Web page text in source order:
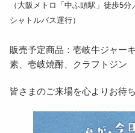
（大阪メトロ「中ふ頭駅」徒歩5
シャトルバス運行）
販売予定商品：壱岐牛ジャー
素、壱岐焼酎、クラフトジン
皆さまのご来場を心よりお待